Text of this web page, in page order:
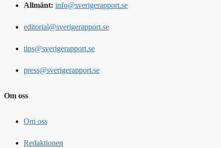
Allmänt: info@sverigerapport.se
editorial@sverigerapport.se
tips@sverigerapport.se
press@sverigerapport.se
Om oss
Om oss
Redaktionen